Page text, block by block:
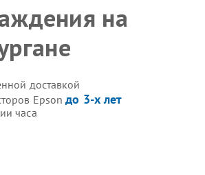
на
доставкой
Epsonдо 3-х лет
часа